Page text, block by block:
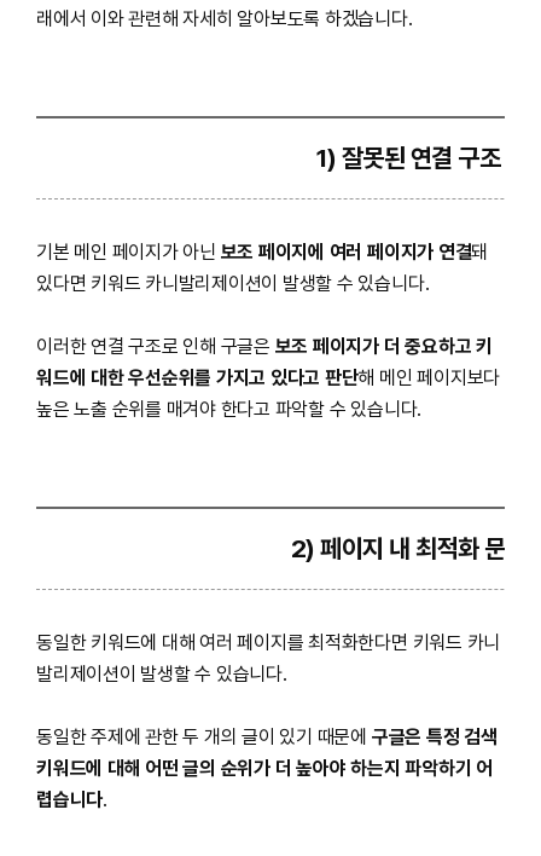
래에서 이와 관련해 자세히 알아보도록 하겠습니다.
1) 잘못된 연결 구조
기본 메인 페이지가 아닌 보조 페이지에 여러 페이지가 연결돼
있다면 키워드 카니발리제이션이 발생할 수 있습니다.
이러한 연결 구조로 인해 구글은 보조 페이지가 더 중요하고 키
워드에 대한 우선순위를 가지고 있다고 판단해 메인 페이지보다
높은 노출 순위를 매겨야 한다고 파악할 수 있습니다.
2) 페이지 내 최적화 문제
동일한 키워드에 대해 여러 페이지를 최적화한다면 키워드 카니
발리제이션이 발생할 수 있습니다.
동일한 주제에 관한 두 개의 글이 있기 때문에 구글은 특정 검색
키워드에 대해 어떤 글의 순위가 더 높아야 하는지 파악하기 어
렵습니다.